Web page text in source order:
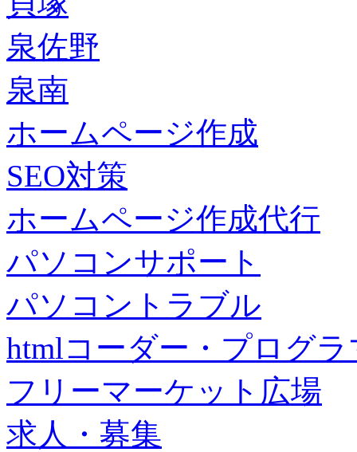
泉佐野
泉南
ホームページ作成
SEO対策
ホームページ作成代行
パソコンサポート
パソコントラブル
htmlコーダー・プログラ
フリーマーケット広場
求人・募集